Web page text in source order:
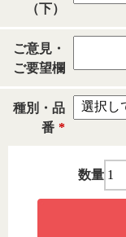
（下）
ご意見・
ご要望欄
種別・品
番 *
数量